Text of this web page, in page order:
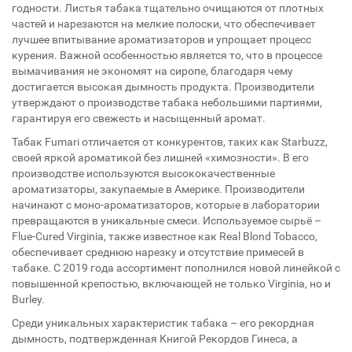
годности. Листья табака тщательно очищаются от плотных
частей и нарезаются на мелкие полоски, что обеспечивает
лучшее впитывание ароматизаторов и упрощает процесс
курения. Важной особенностью является то, что в процессе
вымачивания не экономят на сиропе, благодаря чему
достигается высокая дымность продукта. Производители
утверждают о производстве табака небольшими партиями,
гарантируя его свежесть и насыщенный аромат.
Табак Fumari отличается от конкурентов, таких как Starbuzz,
своей яркой ароматикой без лишней «химозности». В его
производстве используются высококачественные
ароматизаторы, закупаемые в Америке. Производители
начинают с моно-ароматизаторов, которые в лаборатории
превращаются в уникальные смеси. Используемое сырьё –
Flue-Cured Virginia, также известное как Real Blond Tobacco,
обеспечивает среднюю нарезку и отсутствие примесей в
табаке. С 2019 года ассортимент пополнился новой линейкой с
повышенной крепостью, включающей не только Virginia, но и
Burley.
Среди уникальных характеристик табака – его рекордная
дымность, подтвержденная Книгой Рекордов Гинеса, а